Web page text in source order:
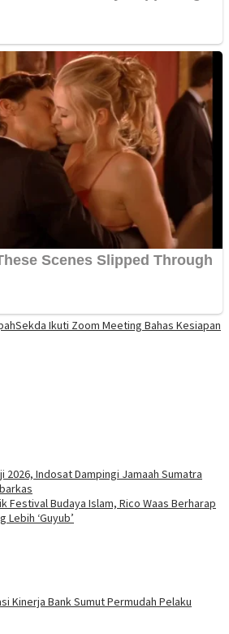
Sekda Ikuti Zoom Meeting Bahas Kesiapan
2026, Indosat Dampingi Jamaah Sumatra
Festival Budaya Islam, Rico Waas Berharap
Lebih ‘Guyub’
Kinerja Bank Sumut Permudah Pelaku